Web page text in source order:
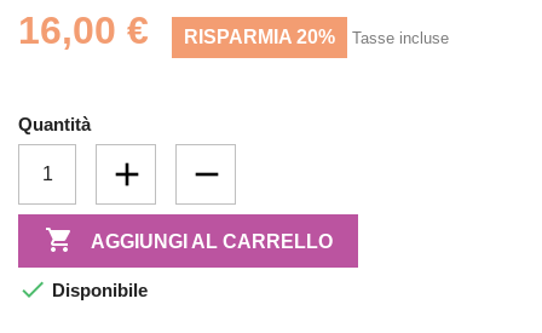
16,00 € RISPARMIA 20% Tasse incluse
Quantità
 AGGIUNGI AL CARRELLO
 Disponibile